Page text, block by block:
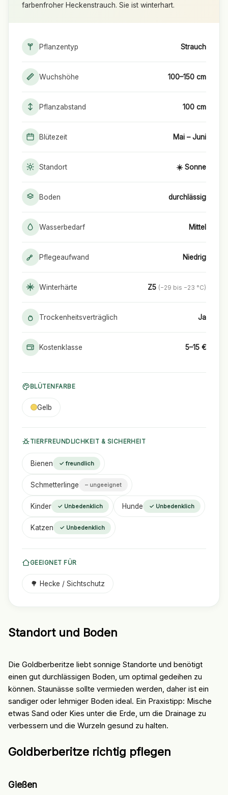
farbenfroher Heckenstrauch. Sie ist winterhart.
Pflanzentyp Strauch
Wuchshöhe 100–150 cm
Pflanzabstand 100 cm
Blütezeit Mai – Juni
Standort ☀️ Sonne
Boden durchlässig
Wasserbedarf Mittel
Pflegeaufwand Niedrig
Winterhärte Z5 (−29 bis −23 °C)
Trockenheitsverträglich Ja
Kostenklasse 5–15 €
BLÜTENFARBE
Gelb
TIERFREUNDLICHKEIT & SICHERHEIT
Bienen ✓ freundlich
Schmetterlinge – ungeeignet
Kinder ✓ Unbedenklich Hunde ✓ Unbedenklich
Katzen ✓ Unbedenklich
GEEIGNET FÜR
🌳 Hecke / Sichtschutz
Standort und Boden
Die Goldberberitze liebt sonnige Standorte und benötigt
einen gut durchlässigen Boden, um optimal gedeihen zu
können. Staunässe sollte vermieden werden, daher ist ein
sandiger oder lehmiger Boden ideal. Ein Praxistipp: Mische
etwas Sand oder Kies unter die Erde, um die Drainage zu
verbessern und die Wurzeln gesund zu halten.
Goldberberitze richtig pflegen
Gießen